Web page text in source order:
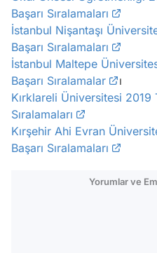
Başarı Sıralamaları
İstanbul Nişantaşı
Başarı Sıralamaları
İstanbul Maltepe
Başarı Sıralamalar
ı
Kırklareli Üniversitesi 2019
Sıralamaları
Kırşehir Ahi Evran
Başarı Sıralamaları
Yorumlar ve